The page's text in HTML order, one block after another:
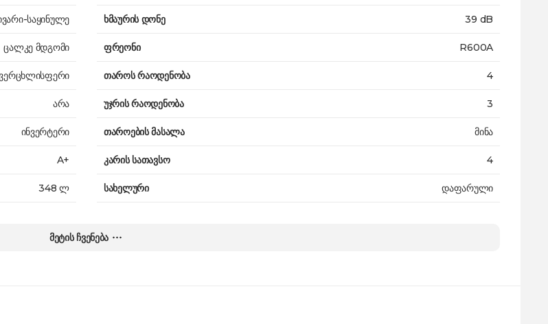
საყინულე
ცალკე მდგომი
არა
ინვერტერი
A+
348 ლ
80 ლ
ხმაურის დონე 39 dB
ფრეონი R600A
თაროს რაოდენობა 4
უჯრის რაოდენობა 3
თაროების მასალა მინა
კარის სათავსო 4
სახელური დაფარული
ზომები
მეტის ჩვენება